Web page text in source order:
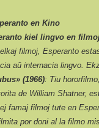
en Kino
kiel lingvo en
filmoj, Esperanto
aŭ internacia lingvo.
(1966): Tiu hororfilmo,
de William Shatner,
famaj filmoj tute en
por doni al la filmo